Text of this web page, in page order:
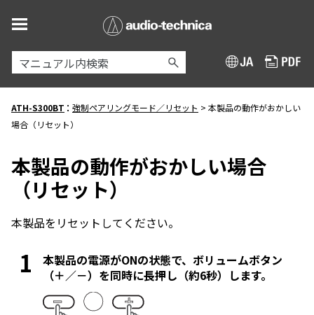
メイン コンテンツにスキップ
ATH-S300BT : 強制ペアリングモード／リセット > 本製品の動作がおかしい
場合（リセット）
本製品の動作がおかしい場合
（リセット）
本製品をリセットしてください。
本製品の電源がONの状態で、ボリュームボタン
（＋／－）を同時に長押し（約6秒）します。